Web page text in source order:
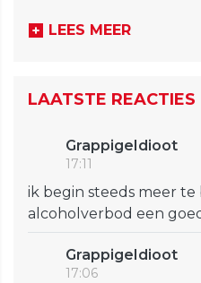
LEES MEER
LAATSTE REACTIES
GrappigeIdioot
17:11
ik begin steeds meer
alcoholverbod een
GrappigeIdioot
17:06